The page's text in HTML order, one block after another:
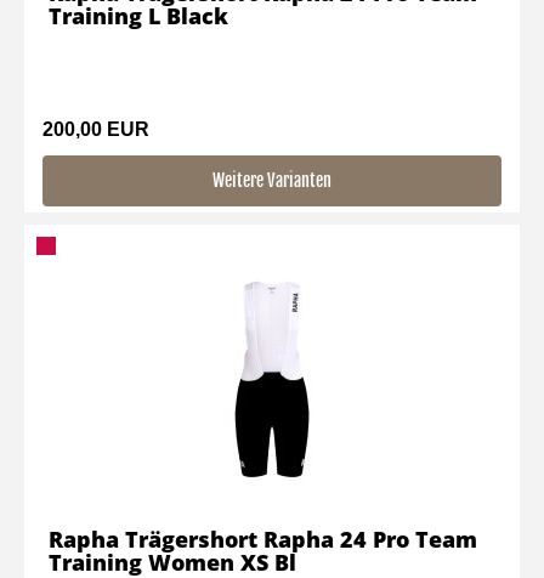
200,00 EUR
Weitere Varianten
Training L Black
Rapha Trägershort Rapha 24 Pro Team
Training Women XS Bl